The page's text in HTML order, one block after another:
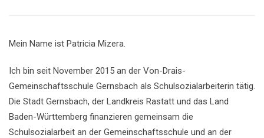
Mein Name ist Patricia Mizera.
Ich bin seit November 2015 an der Von-Drais-
Gemeinschaftsschule Gernsbach als Schulsozialarbeiterin tätig.
Die Stadt Gernsbach, der Landkreis Rastatt und das Land
Baden-Württemberg finanzieren gemeinsam die
Schulsozialarbeit an der Gemeinschaftsschule und an der